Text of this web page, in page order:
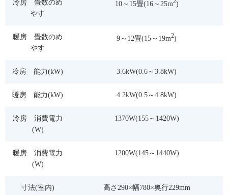
冷房 畳数のめ
やす
10～15畳(16～25m )
暖房 畳数のめ
やす
9～12畳(15～19m2)
冷房 能力(kW) 3.6kW(0.6～3.8kW)
暖房 能力(kW) 4.2kW(0.5～4.8kW)
冷房 消費電力
(W)
1370W(155～1420W)
暖房 消費電力
(W)
1200W(145～1440W)
寸法(室内) 高さ290×幅780×奥行229mm